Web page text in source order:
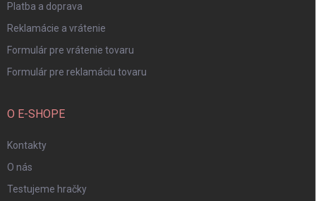
Platba a doprava
Reklamácie a vrátenie
Formulár pre vrátenie tovaru
Formulár pre reklamáciu tovaru
O E-SHOPE
Kontakty
O nás
Testujeme hračky